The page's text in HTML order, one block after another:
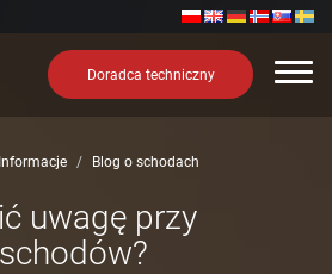
Doradca techniczny
Informacje Blog o schodach
uwagę przy